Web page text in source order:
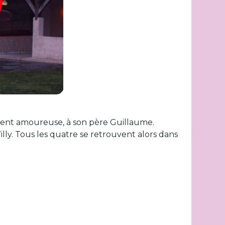
amoureuse, à son père Guillaume.
Tous les quatre se retrouvent alors dans